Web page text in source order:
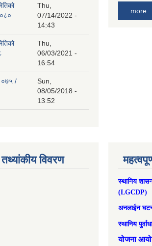
Thu,
07/14/2022 -
14:43
Thu,
06/03/2021 -
16:54
/
Sun,
08/05/2018 -
13:52
more
विवरण
स्थानिय
(LGCDP)
अनलाईन
स्थानिय
योजना